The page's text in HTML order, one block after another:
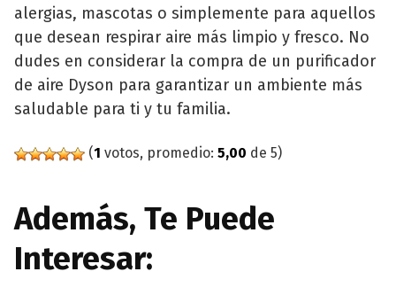
alergias, mascotas o simplemente para aquellos
que desean respirar aire más limpio y fresco. No
dudes en considerar la compra de un purificador
de aire Dyson para garantizar un ambiente más
saludable para ti y tu familia.
(1 votos, promedio: 5,00 de 5)
Además, Te Puede
Interesar: